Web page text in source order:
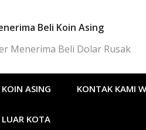
Beli Koin Asing
Menerima Beli Dolar Rusak
KOIN ASING KONTAK KAMI
KOTA